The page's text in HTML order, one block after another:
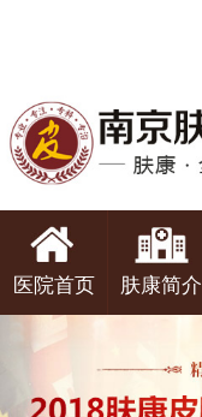
医院首页 肤康简介